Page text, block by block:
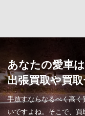
あなたの愛車
出張買取や買
手放すならなるべく高
いですよね。そこで、